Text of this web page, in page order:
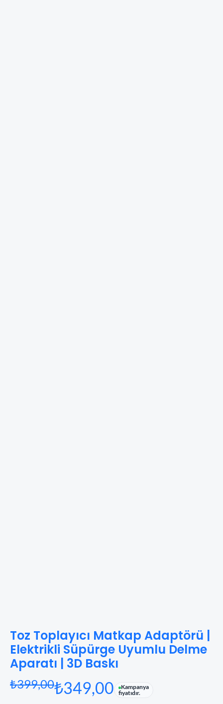
Ana Sayfa/Genel/Pratik Çözümler / Toz Toplayıcı Matkap
Pratik Çözümler
Toz Toplayıcı Matkap Adaptörü |
Elektrikli Süpürge Uyumlu Delme
Aparatı | 3D Baskı
₺399,00₺349,00
Kampanya
fiyatıdır.